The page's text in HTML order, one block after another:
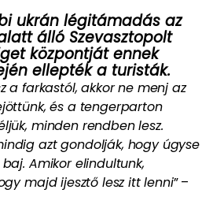
ukrán légitámadás az
álló Szevasztopolt
központját ennek
ellepték a turisták.
a farkastól, akkor ne menj az
és a tengerparton
minden rendben lesz.
azt gondolják, hogy úgyse
Amikor elindultunk,
majd ijesztő lesz itt lenni” –